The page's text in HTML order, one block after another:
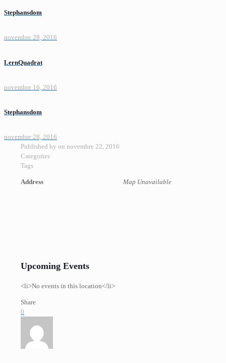
Stephansdom
novembre 28, 2016
LernQuadrat
novembre 16, 2016
Stephansdom
novembre 28, 2016
Published by on novembre 22, 2016
Categories
Tags
Map Unavailable
Address
Upcoming Events
<li>No events in this location</li>
Share
0